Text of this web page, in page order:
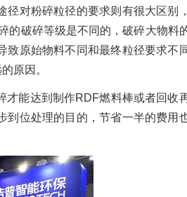
径对粉碎粒径的要求则有很大区别
的破碎等级是不同的，破碎大物料
致原始物料不同和最终粒径要求不
原因。
才能达到制作RDF燃料棒或者回收
到位处理的目的，节省一半的费用